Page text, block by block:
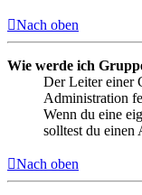
Nach oben
Wie werde ich
Der Leiter einer
Administration
Wenn du eine
solltest du einen
Nach oben